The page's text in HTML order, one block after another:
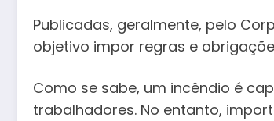
Publicadas, geralmente, pelo
objetivo impor regras e
Como se sabe, um incêndio é
trabalhadores. No entanto,